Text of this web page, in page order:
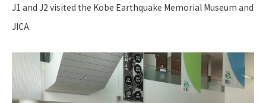
J1 and J2 visited the Kobe Earthquake Memorial Museum and
JICA.